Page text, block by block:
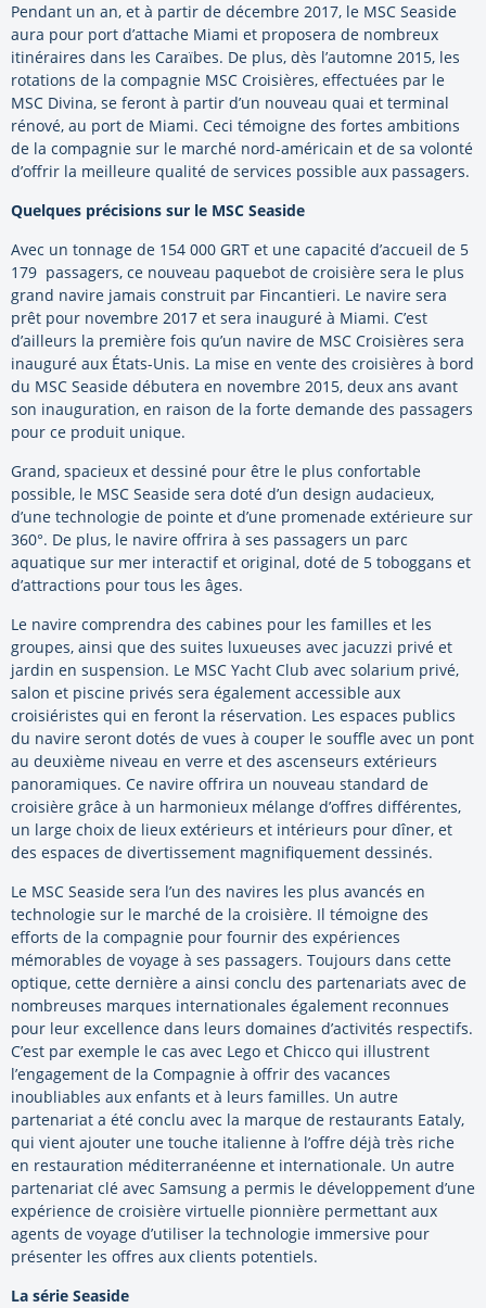
Pendant un an, et à partir de décembre 2017, le MSC Seaside
aura pour port d’attache Miami et proposera de nombreux
itinéraires dans les Caraïbes. De plus, dès l’automne 2015, les
rotations de la compagnie MSC Croisières, effectuées par le
MSC Divina, se feront à partir d’un nouveau quai et terminal
rénové, au port de Miami. Ceci témoigne des fortes ambitions
de la compagnie sur le marché nord-américain et de sa volonté
d’offrir la meilleure qualité de services possible aux passagers.
Quelques précisions sur le MSC Seaside
Avec un tonnage de 154 000 GRT et une capacité d’accueil de 5
179 passagers, ce nouveau paquebot de croisière sera le plus
grand navire jamais construit par Fincantieri. Le navire sera
prêt pour novembre 2017 et sera inauguré à Miami. C’est
d’ailleurs la première fois qu’un navire de MSC Croisières sera
inauguré aux États-Unis. La mise en vente des croisières à bord
du MSC Seaside débutera en novembre 2015, deux ans avant
son inauguration, en raison de la forte demande des passagers
pour ce produit unique.
Grand, spacieux et dessiné pour être le plus confortable
possible, le MSC Seaside sera doté d’un design audacieux,
d’une technologie de pointe et d’une promenade extérieure sur
360°. De plus, le navire offrira à ses passagers un parc
aquatique sur mer interactif et original, doté de 5 toboggans et
d’attractions pour tous les âges.
Le navire comprendra des cabines pour les familles et les
groupes, ainsi que des suites luxueuses avec jacuzzi privé et
jardin en suspension. Le MSC Yacht Club avec solarium privé,
salon et piscine privés sera également accessible aux
croisiéristes qui en feront la réservation. Les espaces publics
du navire seront dotés de vues à couper le souffle avec un pont
au deuxième niveau en verre et des ascenseurs extérieurs
panoramiques. Ce navire offrira un nouveau standard de
croisière grâce à un harmonieux mélange d’offres différentes,
un large choix de lieux extérieurs et intérieurs pour dîner, et
des espaces de divertissement magnifiquement dessinés.
Le MSC Seaside sera l’un des navires les plus avancés en
technologie sur le marché de la croisière. Il témoigne des
efforts de la compagnie pour fournir des expériences
mémorables de voyage à ses passagers. Toujours dans cette
optique, cette dernière a ainsi conclu des partenariats avec de
nombreuses marques internationales également reconnues
pour leur excellence dans leurs domaines d’activités respectifs.
C’est par exemple le cas avec Lego et Chicco qui illustrent
l’engagement de la Compagnie à offrir des vacances
inoubliables aux enfants et à leurs familles. Un autre
partenariat a été conclu avec la marque de restaurants Eataly,
qui vient ajouter une touche italienne à l’offre déjà très riche
en restauration méditerranéenne et internationale. Un autre
partenariat clé avec Samsung a permis le développement d’une
expérience de croisière virtuelle pionnière permettant aux
agents de voyage d’utiliser la technologie immersive pour
présenter les offres aux clients potentiels.
La série Seaside